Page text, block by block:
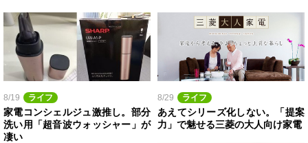
8/19 ライフ
家電コンシェルジュ激推し。部分
洗い用「超音波ウォッシャー」が
凄い
8/29 ライフ
あえてシリーズ化しない。「提案
力」で魅せる三菱の大人向け家電